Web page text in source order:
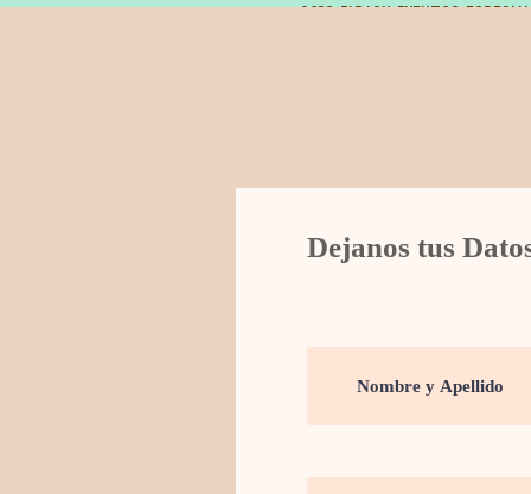
© 2019 FARAON EVENTOS
Dejanos tus